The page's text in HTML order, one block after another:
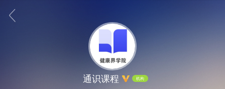
通识课程 机构